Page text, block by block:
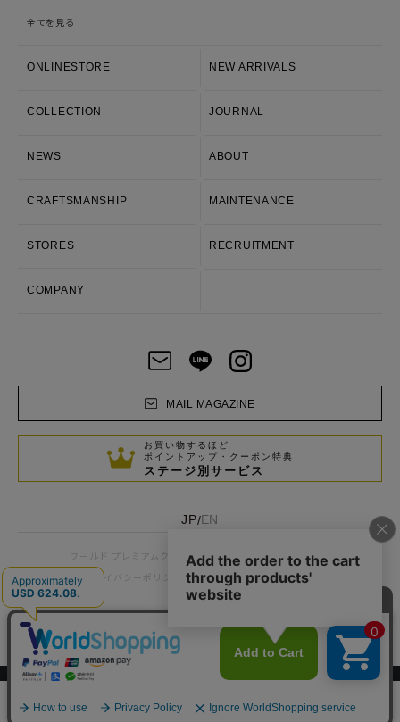
全てを見る
ONLINESTORE NEW ARRIVALS
COLLECTION JOURNAL
NEWS ABOUT
CRAFTSMANSHIP MAINTENANCE
STORES RECRUITMENT
COMPANY
MAIL MAGAZINE
お買い物するほど
ポイントアップ・クーポン特典
ステージ別サービス
JP/EN
ワールド プレミアムクラブ お客様窓口
企業情報
プライバシーポリシー
サイトポリシー 利用規約
© WORLD CO., LTD
スマートフォン ｜PC